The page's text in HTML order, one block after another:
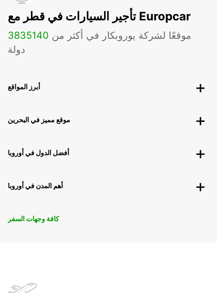
تأجير السيارات في قطر مع Europcar
3835 موقعًا لشركة يوروبكار في أكثر من 140
دولة
أبرز المواقع
موقع مميز في البحرين
أفضل الدول في أوروبا
أهم المدن في أوروبا
كافة وجهات السفر